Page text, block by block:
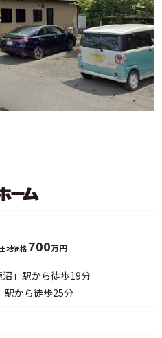
地価格 700万円
」駅から徒歩19分
駅から徒歩25分